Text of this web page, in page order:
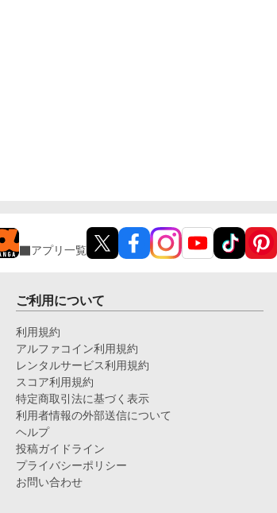
アプリ一覧
ご利用について
利用規約
アルファコイン利用規約
レンタルサービス利用規約
スコア利用規約
特定商取引法に基づく表示
利用者情報の外部送信について
ヘルプ
投稿ガイドライン
プライバシーポリシー
お問い合わせ